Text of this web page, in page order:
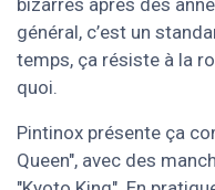
bizarres après des
général, c’est un
temps, ça résiste à la
quoi.
Pintinox présente ça
Queen", avec des